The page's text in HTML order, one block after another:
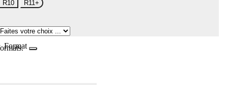
R10 R11+
Format